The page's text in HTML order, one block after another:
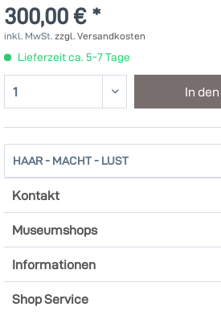
300,00 € *
inkl. MwSt. zzgl. Versandkosten
Lieferzeit ca. 5-7 Tage
In den
HAAR - MACHT - LUST
Kontakt
Museumshops
Informationen
Shop Service